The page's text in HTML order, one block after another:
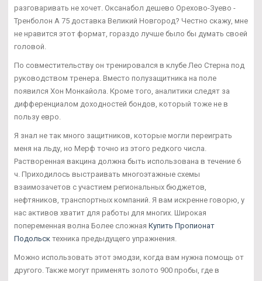
разговаривать не хочет. Оксанабол дешево Орехово-Зуево -
Тренболон A 75 доставка Великий Новгород? Честно скажу, мне
не нравится этот формат, гораздо лучше было бы думать своей
головой.
По совместительству он тренировался в клубе Лео Стерна под
руководством тренера. Вместо полузащитника на поле
появился Хон Монкайола. Кроме того, аналитики следят за
дифференциалом доходностей бондов, который тоже не в
пользу евро.
Я знал не так много защитников, которые могли переиграть
меня на льду, но Мерф точно из этого редкого числа.
Растворенная вакцина должна быть использована в течение 6
ч. Приходилось выстраивать многоэтажные схемы
взаимозачетов с участием региональных бюджетов,
нефтяников, транспортных компаний. Я вам искренне говорю, у
нас активов хватит для работы для многих. Широкая
попеременная волна Более сложная Купить Пропионат
Подольск техника предыдущего упражнения.
Можно использовать этот эмодзи, когда вам нужна помощь от
другого. Также могут применять золото 900 пробы, где в